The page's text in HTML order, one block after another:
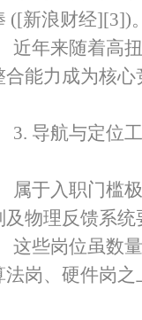
([新浪财经][3])
近年来随着高
合能力成为核心
3. 导航与定位
属于入职门槛
及物理反馈系统
这些岗位虽数
法岗、硬件岗之